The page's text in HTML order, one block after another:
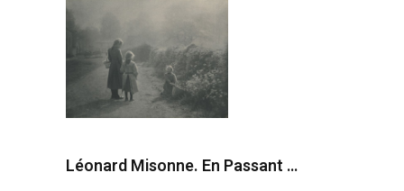
Léonard Misonne. En Passant …